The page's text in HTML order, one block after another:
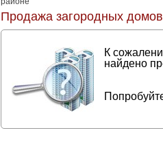
Продажа загородных
К
найдено